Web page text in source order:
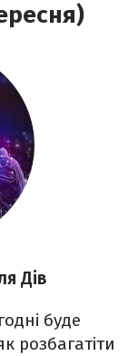
Дів
буде
розбагатіти